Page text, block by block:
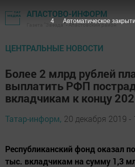
АПАСТОВО-ИНФОРМ
Газета "Звезда" - Апастовский район
ЦЕНТРАЛЬНЫЕ НОВОСТИ
Более 2 млрд рублей
выплатить РФП
вкладчикам к концу
Татар-информ, 20 декабря 2019 -
Республиканский фонд оказал
тыс. вкладчикам на сумму 1,3
3 Автоматическое